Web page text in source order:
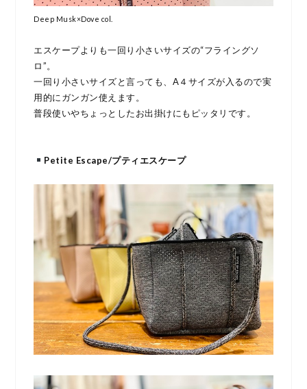
Deep Musk×Dove col.
エスケープよりも一回り小さいサイズの“フライングソ
ロ”。
一回り小さいサイズと言っても、A４サイズが入るので実
用的にガンガン使えます。
普段使いやちょっとしたお出掛けにもピッタリです。
Petite Escape/プティエスケープ